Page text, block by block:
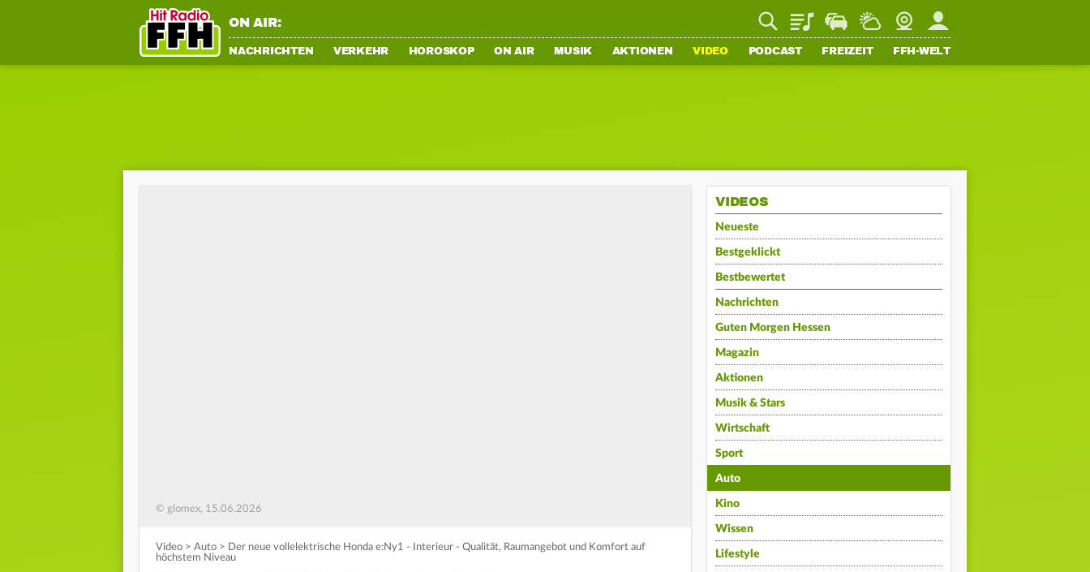
ON AIR: PlaylistStaupilotWetterWebcamMein FFH
NACHRICHTEN VERKEHR HOROSKOP ON AIR MUSIK AKTIONEN VIDEO PODCAST FREIZEIT FFH-WELT
© glomex, 15.06.2026
Video > Auto > Der neue vollelektrische Honda e:Ny1 - Interieur - Qualität, Raumangebot und Komfort auf
höchstem Niveau
VIDEOS
Neueste
Bestgeklickt
Bestbewertet
Nachrichten
Guten Morgen Hessen
Magazin
Aktionen
Musik & Stars
Wirtschaft
Sport
Auto
Kino
Wissen
Lifestyle